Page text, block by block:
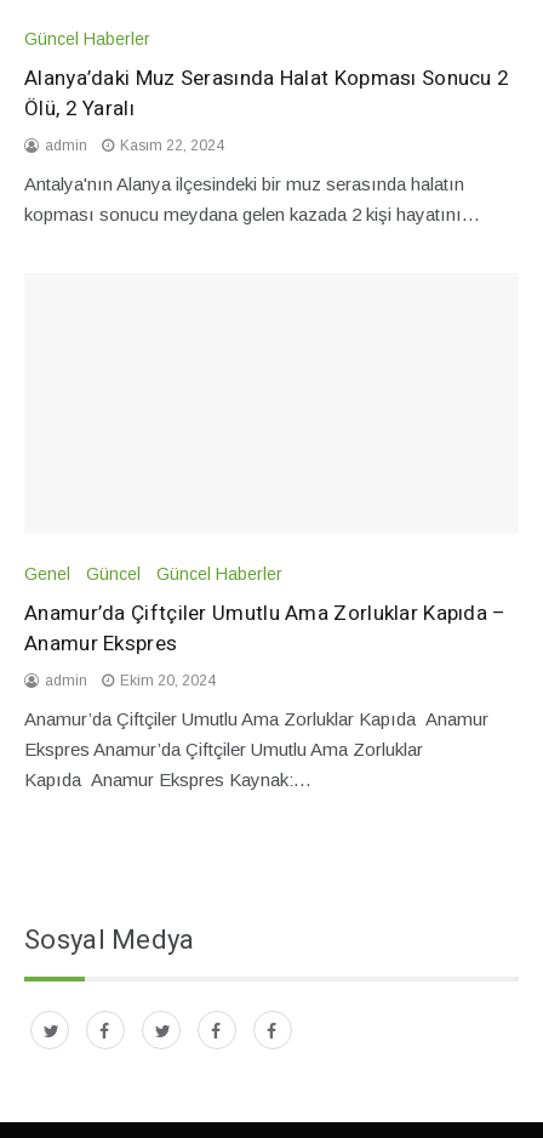
Güncel Haberler
Alanya’daki Muz Serasında Halat Kopması Sonucu 2
Ölü, 2 Yaralı
admin Kasım 22, 2024
Antalya'nın Alanya ilçesindeki bir muz serasında halatın
kopması sonucu meydana gelen kazada 2 kişi hayatını…
Genel Güncel Güncel Haberler
Anamur’da Çiftçiler Umutlu Ama Zorluklar Kapıda –
Anamur Ekspres
admin Ekim 20, 2024
Anamur’da Çiftçiler Umutlu Ama Zorluklar Kapıda Anamur
Ekspres Anamur’da Çiftçiler Umutlu Ama Zorluklar
Kapıda Anamur Ekspres Kaynak:…
Sosyal Medya